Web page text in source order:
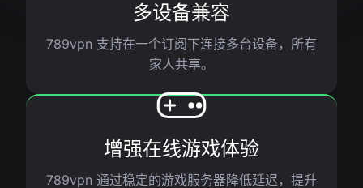
多设备兼容
789vpn 支持在一个订阅下连接多台设备，所有
家人共享。
增强在线游戏体验
789vpn 通过稳定的游戏服务器降低延迟，提升